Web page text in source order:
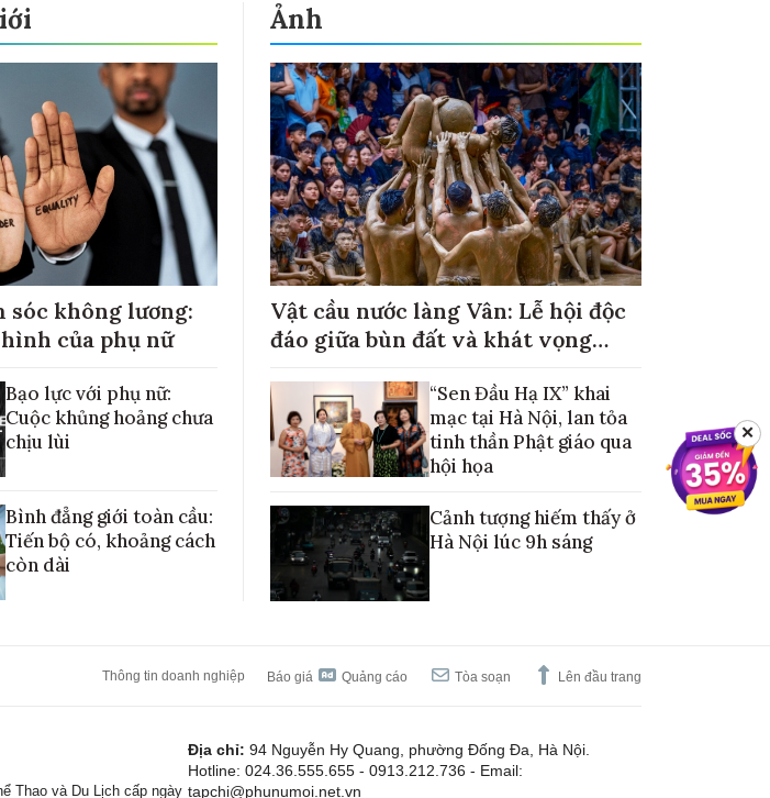
sóc không lương:
của phụ nữ
Bạo lực với phụ nữ:
Cuộc khủng hoảng chưa
chịu lùi
Bình đẳng giới toàn cầu:
Tiến bộ có, khoảng cách
còn dài
Ảnh
Vật cầu nước làng Vân: Lễ hội độc
đáo giữa bùn đất và khát vọng
“Sen Đầu Hạ IX” khai
mạc tại Hà Nội, lan tỏa
tinh thần Phật giáo qua
hội họa
Cảnh tượng hiếm thấy ở
Hà Nội lúc 9h sáng
Thông tin doanh nghiệp Báo giá Quảng cáo Tòa soạn Lên đầu trang
Thao và Du Lịch cấp ngày
Địa chỉ: 94 Nguyễn Hy Quang, phường Đống Đa, Hà Nội.
Hotline: 024.36.555.655 - 0913.212.736 - Email:
tapchi@phunumoi.net.vn
✕